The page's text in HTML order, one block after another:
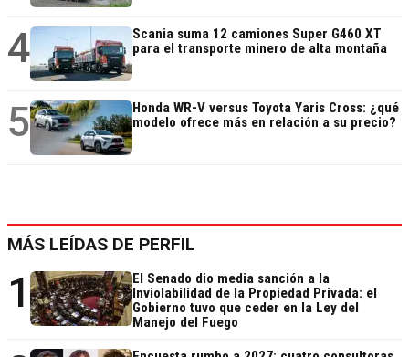
4
Scania suma 12 camiones Super G460 XT
para el transporte minero de alta montaña
5
Honda WR-V versus Toyota Yaris Cross: ¿qué
modelo ofrece más en relación a su precio?
MÁS LEÍDAS DE PERFIL
1
El Senado dio media sanción a la
Inviolabilidad de la Propiedad Privada: el
Gobierno tuvo que ceder en la Ley del
Manejo del Fuego